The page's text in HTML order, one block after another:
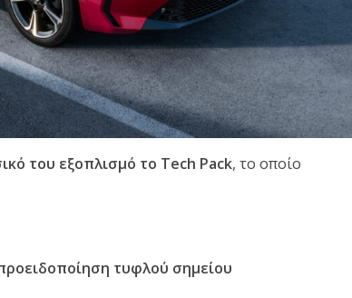
του εξοπλισμό το Tech Pack, το οποίο
τυφλού σημείου